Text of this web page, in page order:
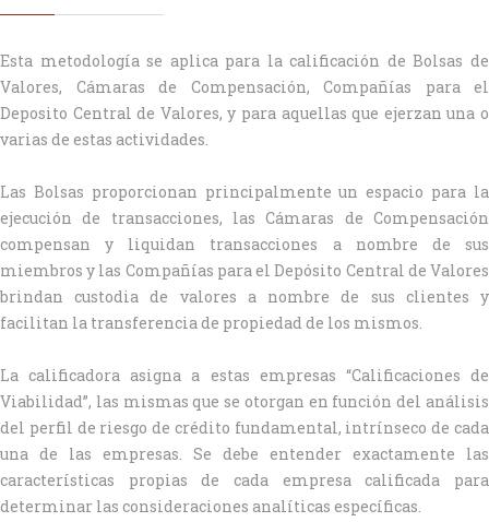
Esta metodología se aplica para la calificación de Bolsas de
Valores, Cámaras de Compensación, Compañías para el
Deposito Central de Valores, y para aquellas que ejerzan una o
varias de estas actividades.
Las Bolsas proporcionan principalmente un espacio para la
ejecución de transacciones, las Cámaras de Compensación
compensan y liquidan transacciones a nombre de sus
miembros y las Compañías para el Depósito Central de Valores
brindan custodia de valores a nombre de sus clientes y
facilitan la transferencia de propiedad de los mismos.
La calificadora asigna a estas empresas “Calificaciones de
Viabilidad”, las mismas que se otorgan en función del análisis
del perfil de riesgo de crédito fundamental, intrínseco de cada
una de las empresas. Se debe entender exactamente las
características propias de cada empresa calificada para
determinar las consideraciones analíticas específicas.